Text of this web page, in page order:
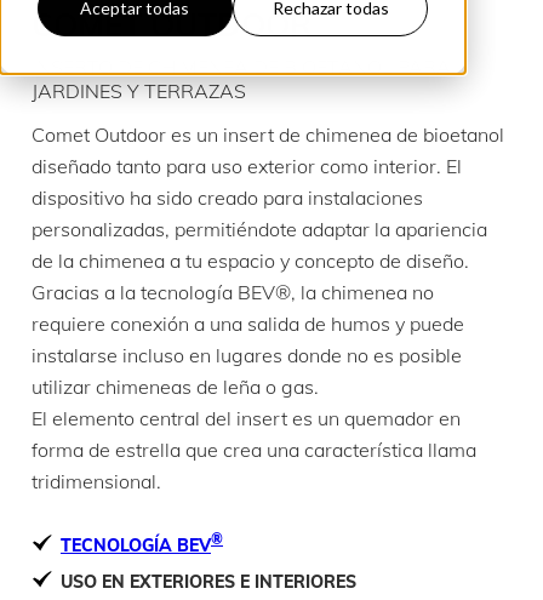
Aceptar todas Rechazar todas
COMET OUTDOOR
INSERTO DE CHIMENEA DE BIOETANOL PARA
JARDINES Y TERRAZAS
Comet Outdoor es un insert de chimenea de bioetanol
diseñado tanto para uso exterior como interior. El
dispositivo ha sido creado para instalaciones
personalizadas, permitiéndote adaptar la apariencia
de la chimenea a tu espacio y concepto de diseño.
Gracias a la tecnología BEV®, la chimenea no
requiere conexión a una salida de humos y puede
instalarse incluso en lugares donde no es posible
utilizar chimeneas de leña o gas.
El elemento central del insert es un quemador en
forma de estrella que crea una característica llama
tridimensional.
TECNOLOGÍA BEV®
USO EN EXTERIORES E INTERIORES